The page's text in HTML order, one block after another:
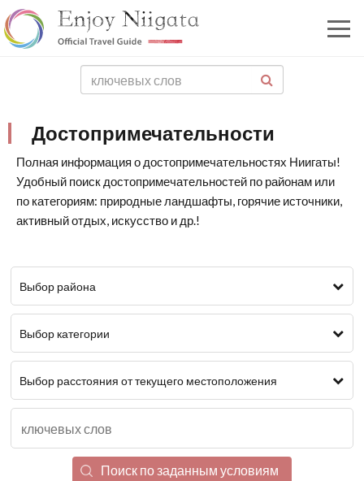
Достопримечательности
Полная информация о достопримечательностях Ниигаты!
Удобный поиск достопримечательностей по районам или
по категориям: природные ландшафты, горячие источники,
активный отдых, искусство и др.!
Выбор района
Выбор категории
Выбор расстояния от текущего местоположения
Поиск по заданным условиям